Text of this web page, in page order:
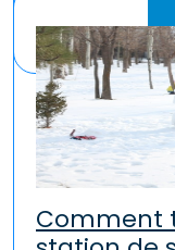
Comment